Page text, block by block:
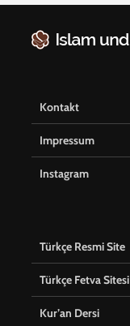
Kontakt
Impressum
Instagram
Türkçe Resmi Site
Türkçe Fetva Sitesi
Kur’an Dersi